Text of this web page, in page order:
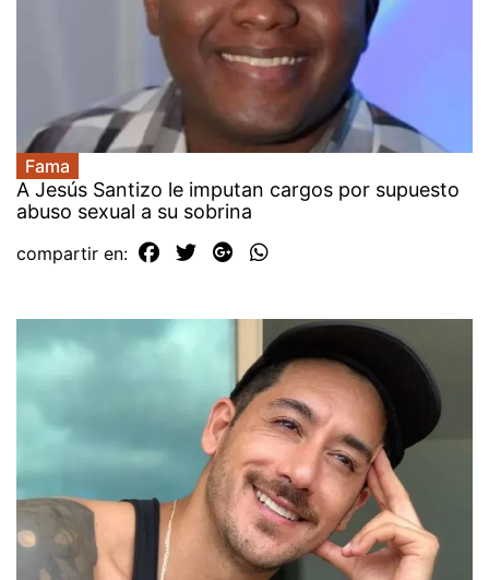
Fama
A Jesús Santizo le imputan cargos por supuesto
abuso sexual a su sobrina
compartir en: